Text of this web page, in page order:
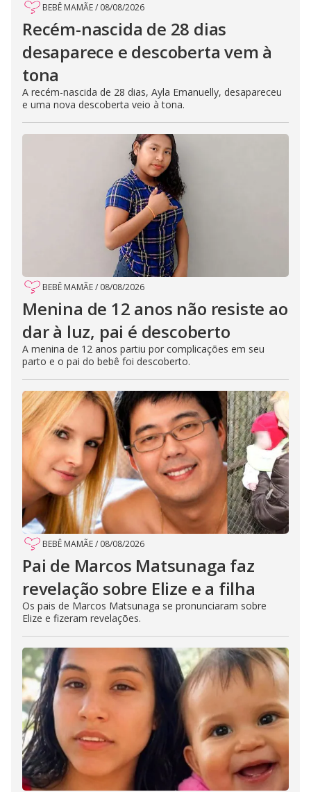
BEBÊ MAMÃE/ 08/08/2026
Recém-nascida de 28 dias
desaparece e descoberta vem à
tona
A recém-nascida de 28 dias, Ayla Emanuelly, desapareceu
e uma nova descoberta veio à tona.
BEBÊ MAMÃE/ 08/08/2026
Menina de 12 anos não resiste ao
dar à luz, pai é descoberto
A menina de 12 anos partiu por complicações em seu
parto e o pai do bebê foi descoberto.
BEBÊ MAMÃE/ 08/08/2026
Pai de Marcos Matsunaga faz
revelação sobre Elize e a filha
Os pais de Marcos Matsunaga se pronunciaram sobre
Elize e fizeram revelações.